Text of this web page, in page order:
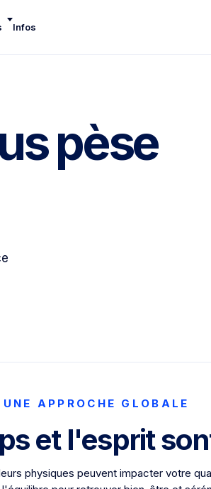
Infos
pèse
UNE APPROCHE GLOBALE
et l'esprit
physiques peuvent impacter votre